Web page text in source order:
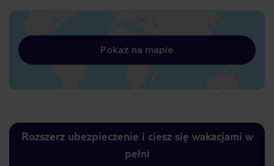
Pokaż na mapie
Rozszerz ubezpieczenie i ciesz się wakacjami w
pełni